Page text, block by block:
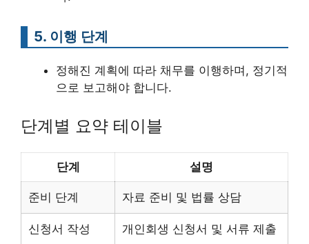
5. 이행 단계
정해진 계획에 따라 채무를 이행하며, 정기적
으로 보고해야 합니다.
단계별 요약 테이블
단계 설명
준비 단계 자료 준비 및 법률 상담
신청서 작성 개인회생 신청서 및 서류 제출